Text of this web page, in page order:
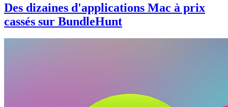
Des dizaines d'applications Mac à prix
cassés sur BundleHunt